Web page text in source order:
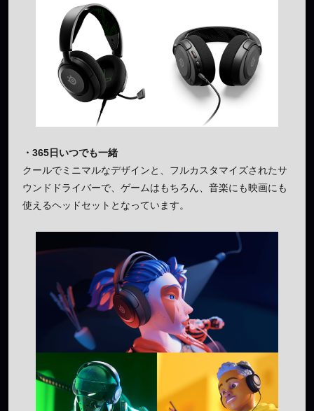
・365日いつでも一緒
クールでミニマルなデザインと、フルカスタマイズされたサ
ウンドドライバーで、ゲームはもちろん、音楽にも映画にも
使えるヘッドセットとなっています。